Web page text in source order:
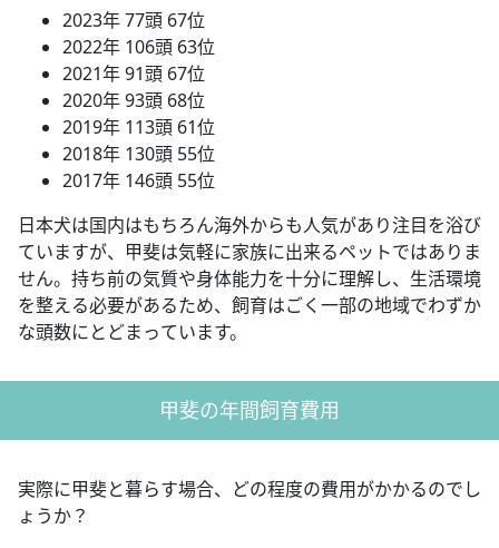
2023年 77頭 67位
2022年 106頭 63位
2021年 91頭 67位
2020年 93頭 68位
2019年 113頭 61位
2018年 130頭 55位
2017年 146頭 55位
日本犬は国内はもちろん海外からも人気があり注目を浴び
ていますが、甲斐は気軽に家族に出来るペットではありま
せん。持ち前の気質や身体能力を十分に理解し、生活環境
を整える必要があるため、飼育はごく一部の地域でわずか
な頭数にとどまっています。
甲斐の年間飼育費用
実際に甲斐と暮らす場合、どの程度の費用がかかるのでし
ょうか？